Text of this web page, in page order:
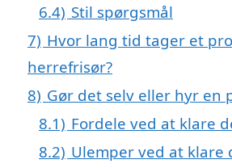
6.4) Stil spørgsmål
7) Hvor lang tid tager et
herrefrisør?
8) Gør det selv eller hyr en
8.1) Fordele ved at klare
8.2) Ulemper ved at klare